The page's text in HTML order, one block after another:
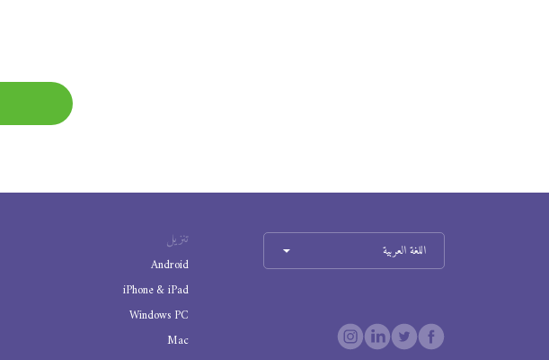
تنزيل
Android
iPhone & iPad
Windows PC
Mac
اللغة العربية